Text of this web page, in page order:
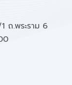
ถ.พระราม 6